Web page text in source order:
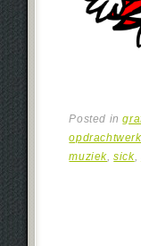
Posted in
opdrachtwerk
muziek,sick,